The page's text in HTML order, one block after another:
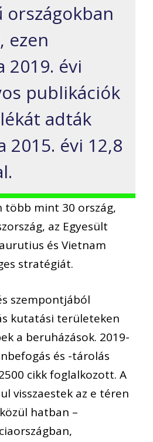
országokban
ezen
2019. évi
publikációk
adták
2015. évi 12,8
több mint 30 ország,
az Egyesült
és Vietnam
stratégiát.
szempontjából
kutatási területeken
a beruházások. 2019-
és -tárolás
cikk foglalkozott. A
visszaestek az e téren
hatban –